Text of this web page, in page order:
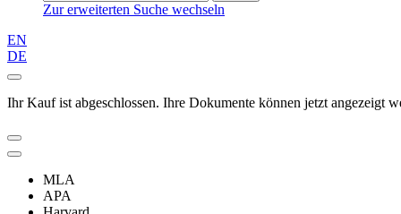
Zur erweiterten Suche wechseln
EN
DE
Ihr Kauf ist abgeschlossen. Ihre Dokumente können jetzt angezeigt
MLA
APA